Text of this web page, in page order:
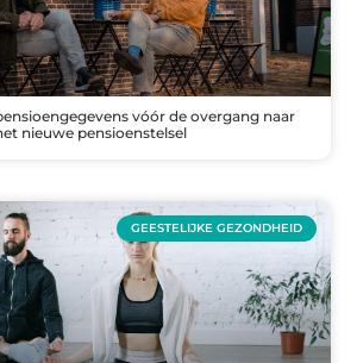
vóór de overgang naar
nieuwe pensioenstelsel
GEESTELIJKE GEZONDHEID